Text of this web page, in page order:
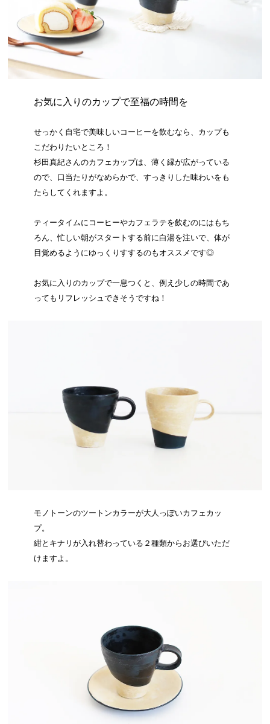
お気に入りのカップで至福の時間を
せっかく自宅で美味しいコーヒーを飲むなら、カップも
こだわりたいところ！
杉田真紀さんのカフェカップは、薄く縁が広がっている
ので、口当たりがなめらかで、すっきりした味わいをも
たらしてくれますよ。
ティータイムにコーヒーやカフェラテを飲むのにはもち
ろん、忙しい朝がスタートする前に白湯を注いで、体が
目覚めるようにゆっくりすするのもオススメです◎
お気に入りのカップで一息つくと、例え少しの時間であ
ってもリフレッシュできそうですね！
モノトーンのツートンカラーが大人っぽいカフェカッ
プ。
紺とキナリが入れ替わっている２種類からお選びいただ
けますよ。